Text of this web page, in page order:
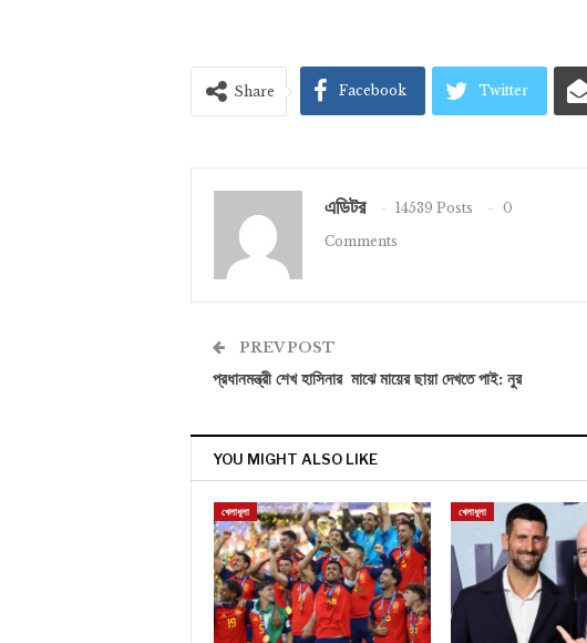
Share Facebook Twitter
এডিটর 14539 Posts
0
Comments
PREV POST
প্রধানমন্ত্রী শেখ হাসিনার মাঝে মায়ের ছায়া দেখতে পাই: নুর
YOU MIGHT ALSO LIKE
খেলাধুলা খেলাধুলা